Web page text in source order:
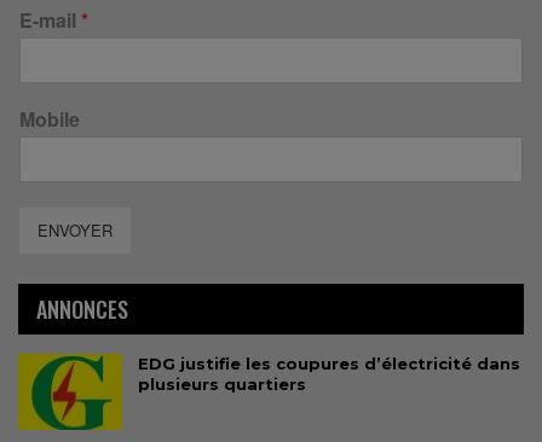
E-mail *
Mobile
ENVOYER
ANNONCES
EDG justifie les coupures d’électricité dans
plusieurs quartiers